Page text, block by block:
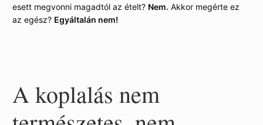
esett megvonni magadtól az ételt? Nem. Akkor megérte ez
az egész? Egyáltalán nem!
A koplalás nem